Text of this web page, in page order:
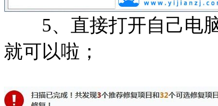
5、直接打开自己电脑
就可以啦；